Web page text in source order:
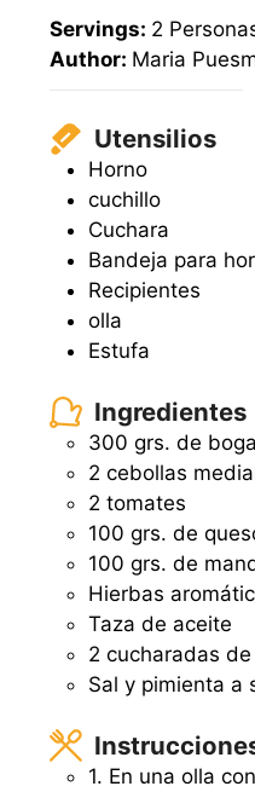
Servings: 2
Author: Maria
Utensilios
Horno
cuchillo
Cuchara
Bandeja para
Recipientes
olla
Estufa
Ingredientes
300 grs. de boga
2 cebollas
2 tomates
100 grs. de
100 grs. de
Hierbas
Taza de aceite
2 cucharadas
Sal y pimienta a
1. En una olla